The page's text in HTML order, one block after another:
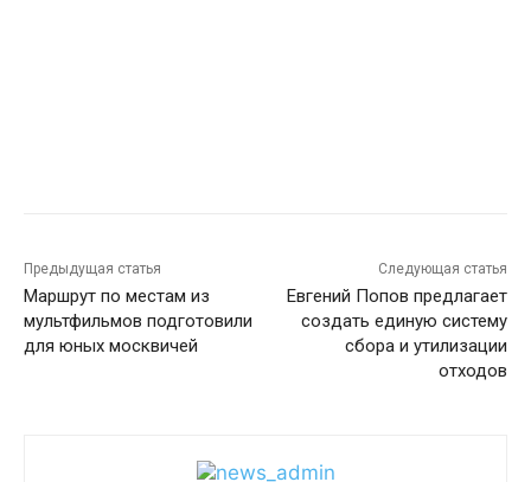
Предыдущая статья
Маршрут по местам из
мультфильмов подготовили
для юных москвичей
Следующая статья
Евгений Попов предлагает
создать единую систему
сбора и утилизации
отходов